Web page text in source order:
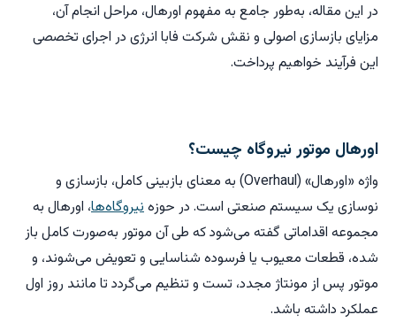
در این مقاله، به‌طور جامع به مفهوم اورهال، مراحل انجام آن،
مزایای بازسازی اصولی و نقش شرکت فابا انرژی در اجرای تخصصی
این فرآیند خواهیم پرداخت.
اورهال موتور نیروگاه چیست؟
واژه «اورهال» (Overhaul) به معنای بازبینی کامل، بازسازی و
نوسازی یک سیستم صنعتی است. در حوزهنیروگاه‌ها، اورهال به
مجموعه اقداماتی گفته می‌شود که طی آن موتور به‌صورت کامل باز
شده، قطعات معیوب یا فرسوده شناسایی و تعویض می‌شوند، و
موتور پس از مونتاژ مجدد، تست و تنظیم می‌گردد تا مانند روز اول
عملکرد داشته باشد.